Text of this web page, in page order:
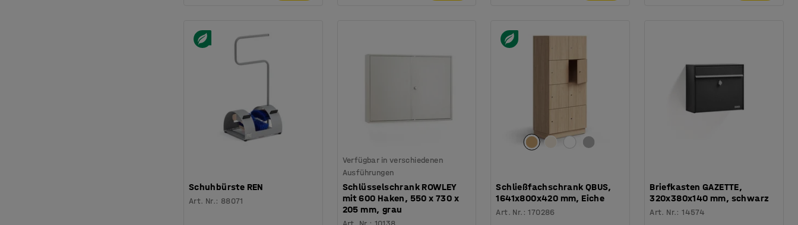
Schuhbürste REN
Art. Nr.: 88071
Verfügbar in verschiedenen
Ausführungen
Schlüsselschrank ROWLEY
mit 600 Haken, 550 x 730 x
205 mm, grau
Schließfachschrank QBUS,
1641x800x420 mm, Eiche
Art. Nr. :170286
Briefkasten GAZETTE,
320x380x140 mm, schwarz
Art. Nr.:14574